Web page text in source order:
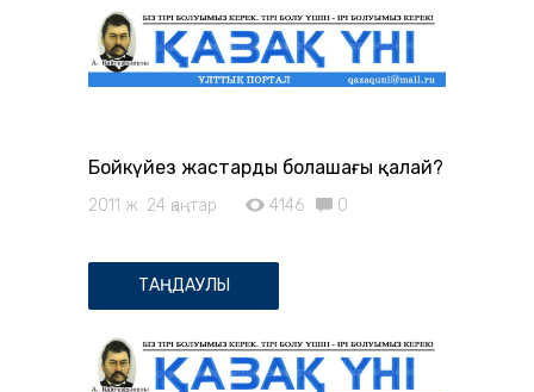
Бойкүйез жастардың болашағы қалай?
2011 ж. 24 қаңтар 4146 0
ТАҢДАУЛЫ